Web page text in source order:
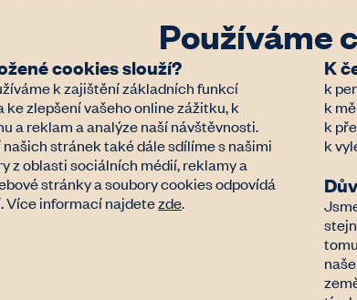
DPH;
materiál (kůly, příčky, úvazky, mulč,
pro vylepšení kvality půdy) do
opatření;
protažení cesty zemědělskou
lepší zasakování vody;
(např. pro obnovu polní cesty);
i jiné osivo nebo sazenice
Používáme
cookies slouží?
k zajištění základních funkcí
zlepšení vašeho online zážitku, k
a reklam a analýze naší návštěvnosti.
stránek také dále sdílíme s našimi
z oblasti sociálních médií, reklamy a
stránky a soubory cookies odpovídá
Více informací najdetezde.
K
k
k
k
k